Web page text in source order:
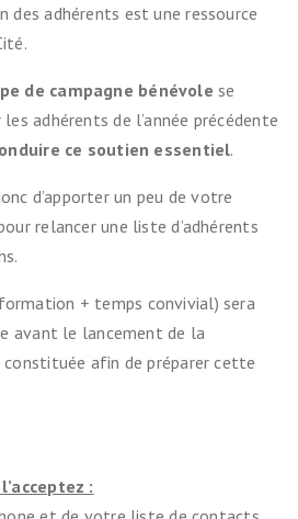
des adhérents est une ressource
de campagne bénévolese
adhérents de l’année précédente
ce soutien essentiel.
d’apporter un peu de votre
relancer une liste d’adhérents
+ temps convivial) sera
avant le lancement de la
constituée afin de préparer cette
: